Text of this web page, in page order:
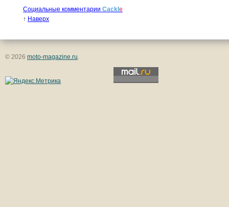
Социальные комментарии Cackl e
↑ Наверх
© 2026 moto-magazine.ru.